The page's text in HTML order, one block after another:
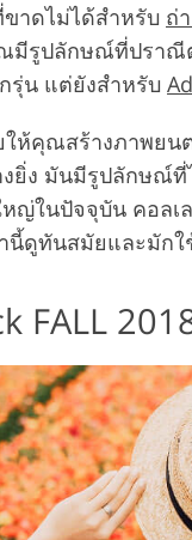
าดไม่ได้สำหรับ ถ่
มีรูปลักษณ์ที่ปราณี
รุ่น แต่ยังสำหรับ
ให้คุณสร้างภาพยน
ยิ่ง มันมีรูปลักษณ์ที่
ญ่ในปัจจุบัน คอลเ
นี้ดูทันสมัยและมัก
FALL